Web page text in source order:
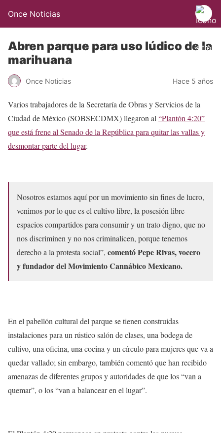
Once Noticias
Abren parque para uso lúdico de la
marihuana
Once Noticias Hace 5 años
Varios trabajadores de la Secretaría de Obras y Servicios de la
Ciudad de México (SOBSECDMX) llegaron al “Plantón 4:20”
que está frene al Senado de la República para quitar las vallas y
desmontar parte del lugar.
Nosotros estamos aquí por un movimiento sin fines de lucro,
venimos por lo que es el cultivo libre, la posesión libre
espacios compartidos para consumir y un trato digno, que no
nos discriminen y no nos criminalicen, porque tenemos
derecho a la protesta social”, comentó Pepe Rivas, vocero
y fundador del Movimiento Cannábico Mexicano.
En el pabellón cultural del parque se tienen construidas
instalaciones para un rústico salón de clases, una bodega de
cultivo, una oficina, una cocina y un círculo para mujeres que va a
quedar vallado; sin embargo, también comentó que han recibido
amenazas de diferentes grupos y autoridades de que los “van a
quemar”, o los “van a balancear en el lugar”.